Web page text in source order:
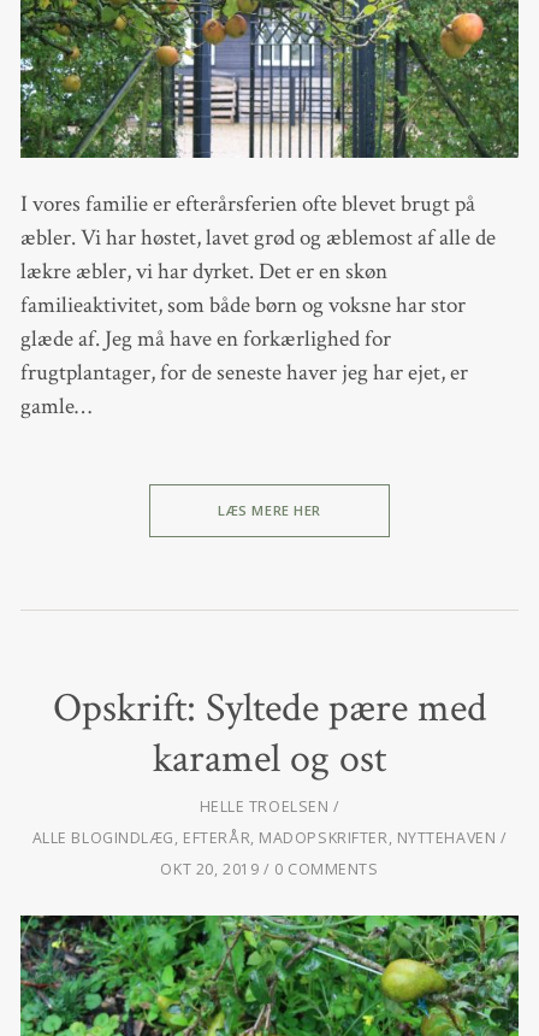
I vores familie er efterårsferien ofte blevet brugt på
æbler. Vi har høstet, lavet grød og æblemost af alle de
lækre æbler, vi har dyrket. Det er en skøn
familieaktivitet, som både børn og voksne har stor
glæde af. Jeg må have en forkærlighed for
frugtplantager, for de seneste haver jeg har ejet, er
gamle…
LÆS MERE HER
Opskrift: Syltede pære med
karamel og ost
HELLE TROELSEN
ALLE BLOGINDLÆG, EFTERÅR, MADOPSKRIFTER, NYTTEHAVEN
OKT 20, 2019
0 COMMENTS